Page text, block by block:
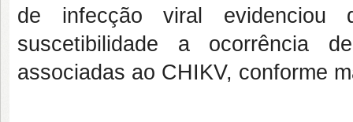
de infecção viral evidenciou
suscetibilidade a ocorrência
associadas ao CHIKV, conforme